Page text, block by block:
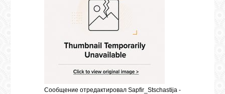
Сообщение отредактировал Sapfir_Stschastija -